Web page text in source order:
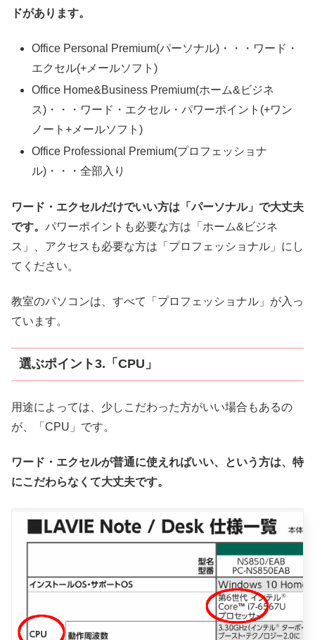
ドがあります。
Office Personal Premium(パーソナル)・・・ワード・
エクセル(+メールソフト)
Office Home&Business Premium(ホーム&ビジネ
ス)・・・ワード・エクセル・パワーポイント(+ワン
ノート+メールソフト)
Office Professional Premium(プロフェッショナ
ル)・・・全部入り
ワード・エクセルだけでいい方は「パーソナル」で大丈夫
です。 パワーポイントも必要な方は「ホーム&ビジネ
ス」、アクセスも必要な方は「プロフェッショナル」にし
てください。
教室のパソコンは、すべて「プロフェッショナル」が入っ
ています。
選ぶポイント3.「CPU」
用途によっては、少しこだわった方がいい場合もあるの
が、「CPU」です。
ワード・エクセルが普通に使えればいい、という方は、特
にこだわらなくて大丈夫です。